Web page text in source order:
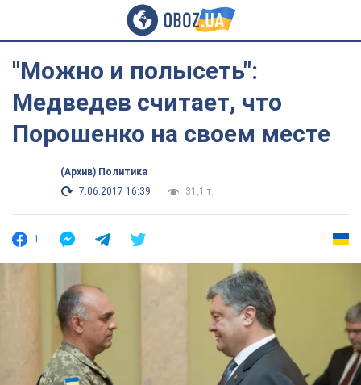
"Можно и полысеть":
Медведев считает, что
Порошенко на своем месте
(Архив) Политика
7.06.2017 16:39
31,1 т.
1